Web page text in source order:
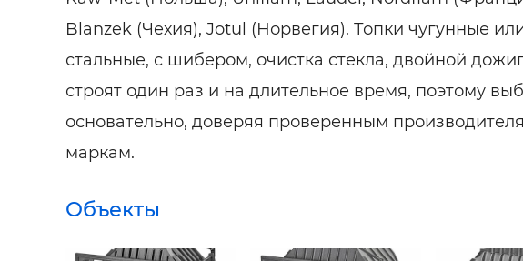
Blanzek (Чехия), Jotul (Норвегия). Топки чугунные
стальные, с шибером, очистка стекла, двойной
строят один раз и на длительное время, поэтому
основательно, доверяя проверенным
маркам.
Объекты